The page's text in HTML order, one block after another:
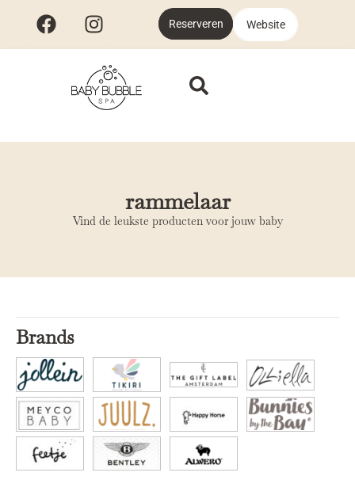
Reserveren Website
rammelaar
Vind de leukste producten voor jouw baby
Brands